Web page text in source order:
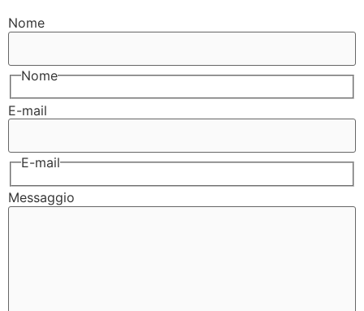
Nome
Nome
E-mail
E-mail
Messaggio